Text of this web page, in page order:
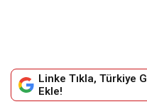
Linke Tıkla, Türkiye
Ekle!